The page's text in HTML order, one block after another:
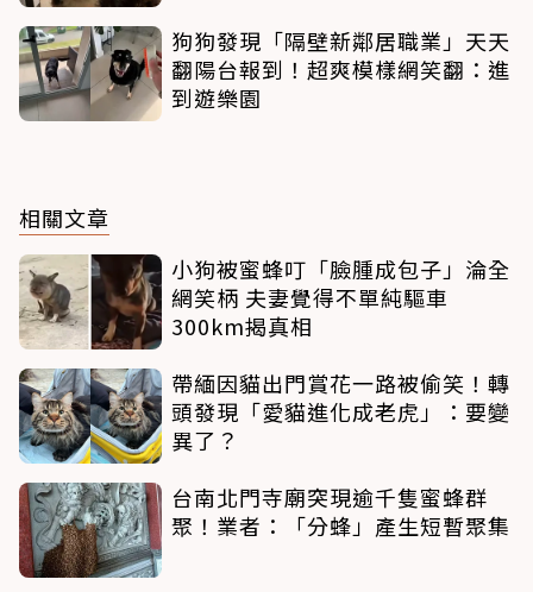
狗狗發現「隔壁新鄰居職業」天天
翻陽台報到！超爽模樣網笑翻：進
到遊樂園
相關文章
小狗被蜜蜂叮「臉腫成包子」淪全
網笑柄 夫妻覺得不單純驅車
300km揭真相
帶緬因貓出門賞花一路被偷笑！轉
頭發現「愛貓進化成老虎」：要變
異了？
台南北門寺廟突現逾千隻蜜蜂群
聚！業者：「分蜂」產生短暫聚集